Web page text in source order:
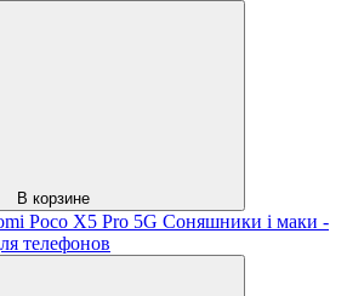
В корзине